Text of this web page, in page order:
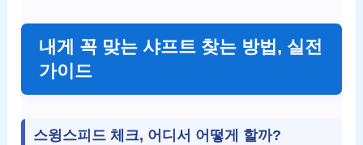
내게 꼭 맞는 샤프트 찾는 방법, 실전
가이드
스윙스피드 체크, 어디서 어떻게 할까?